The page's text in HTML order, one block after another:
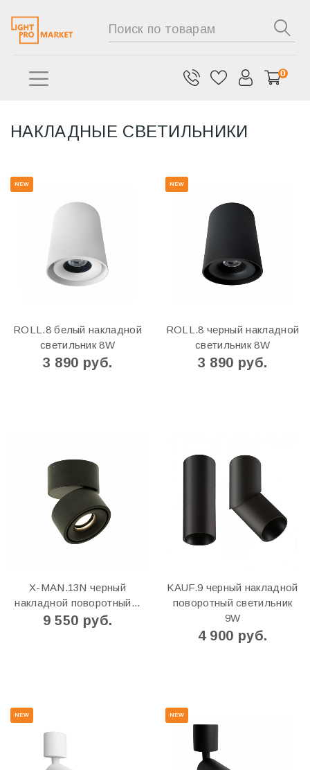
0
НАКЛАДНЫЕ СВЕТИЛЬНИКИ
NEW
ROLL.8 белый накладной
светильник 8W
3 890 руб.
NEW
ROLL.8 черный накладной
светильник 8W
3 890 руб.
X-MAN.13N черный
накладной поворотный...
9 550 руб.
KAUF.9 черный накладной
поворотный светильник
9W
4 900 руб.
NEW NEW